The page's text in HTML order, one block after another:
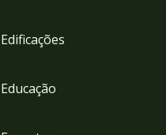
Edificações
Educação